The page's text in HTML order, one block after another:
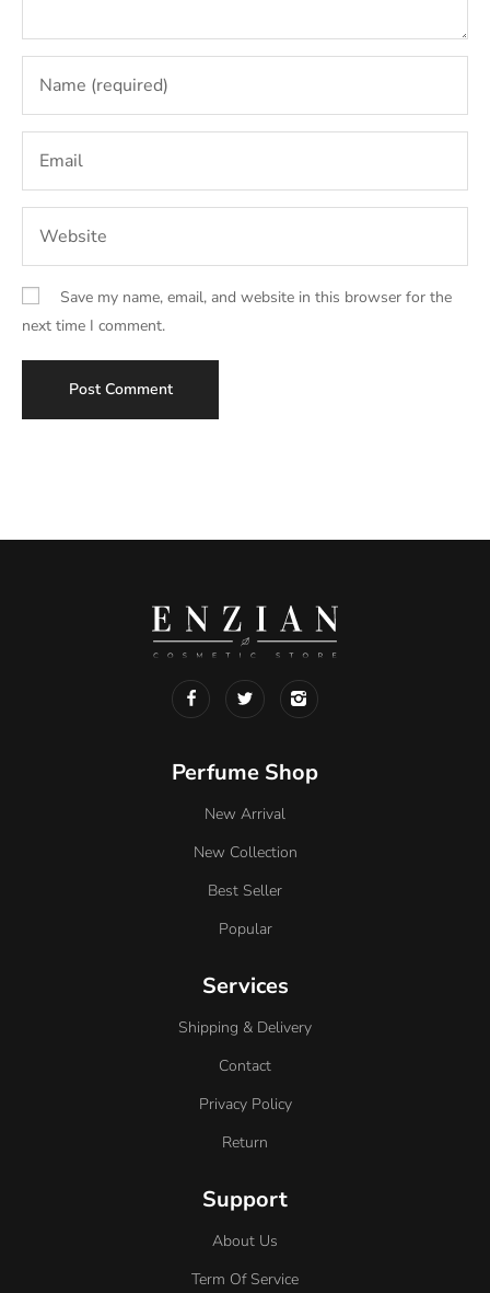
Save my name, email, and website in this browser for the
next time I comment.
Perfume Shop
New Arrival
New Collection
Best Seller
Popular
Services
Shipping & Delivery
Contact
Privacy Policy
Return
Support
About Us
Term Of Service